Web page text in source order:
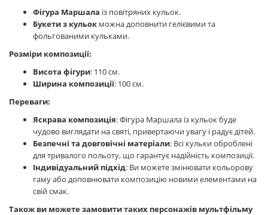
Фігура Маршала із повітряних кульок.
Букети з кульок можна доповнити гелієвими та
фольгованими кульками.
Розміри композиції:
Висота фігури: 110 см.
Ширина композиції: 100 см.
Переваги:
Яскрава композиція: Фігура Маршала із кульок буде
чудово виглядати на святі, привертаючи увагу і радує дітей.
Безпечні та довговічні матеріали: Всі кульки оброблені
для тривалого польоту, що гарантує надійність композиції.
Індивідуальний підхід: Ви можете змінювати кольорову
гаму або доповнювати композицію новими елементами на
свій смак.
Також ви можете замовити таких персонажів мультфільму